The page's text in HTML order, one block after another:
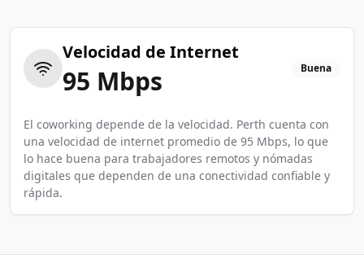
Velocidad de Internet
95 Mbps Buena
El coworking depende de la velocidad. Perth cuenta con
una velocidad de internet promedio de 95 Mbps, lo que
lo hace buena para trabajadores remotos y nómadas
digitales que dependen de una conectividad confiable y
rápida.